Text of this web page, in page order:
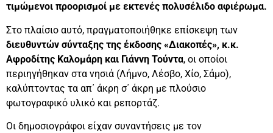
τιμώμενοι προορισμοί με εκτενές πολυσέλιδο αφιέρωμα.
Στο πλαίσιο αυτό, πραγματοποιήθηκε επίσκεψη των
διευθυντών σύνταξης της έκδοσης «Διακοπές», κ.κ.
Αφροδίτης Καλομάρη και Γιάννη Τούντα, οι οποίοι
περιηγήθηκαν στα νησιά (Λήμνο, Λέσβο, Χίο, Σάμο),
καλύπτοντας τα απ΄ άκρη σ΄ άκρη με πλούσιο
φωτογραφικό υλικό και ρεπορτάζ.
Οι δημοσιογράφοι είχαν συναντήσεις με τον